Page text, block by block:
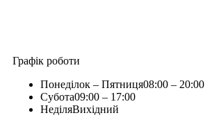
Графік роботи
Понеділок – Пятниця08:00 – 20:00
Субота09:00 – 17:00
НеділяВихідний